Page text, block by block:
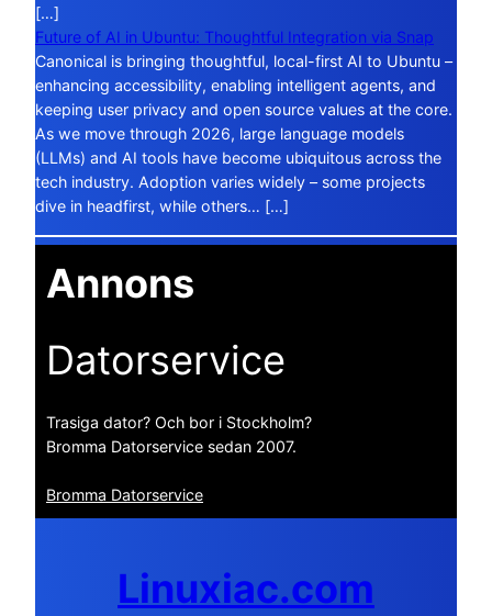
[…]
Future of AI in Ubuntu: Thoughtful Integration via Snap
Canonical is bringing thoughtful, local-first AI to Ubuntu –
enhancing accessibility, enabling intelligent agents, and
keeping user privacy and open source values at the core.
As we move through 2026, large language models
(LLMs) and AI tools have become ubiquitous across the
tech industry. Adoption varies widely – some projects
dive in headfirst, while others… […]
Annons
Datorservice
Trasiga dator? Och bor i Stockholm?
Bromma Datorservice sedan 2007.
Bromma Datorservice
Linuxiac.com